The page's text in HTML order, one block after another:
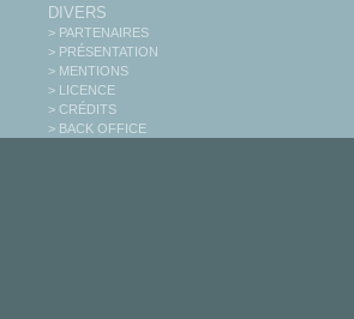
DIVERS
> PARTENAIRES
> PRÉSENTATION
> MENTIONS
> LICENCE
> CRÉDITS
> BACK OFFICE